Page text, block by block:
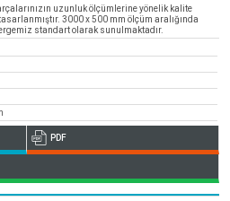
Parça
Aydınlatma
Bize Ulaşın
» Konum
ve görseller
tabidir.
uzunluk ölçümlerine yönelik kalite
3000 x 500 mm ölçüm aralığında
standart olarak sunulmaktadır.
PDF